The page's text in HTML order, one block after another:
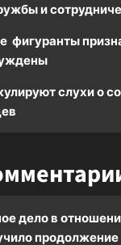
и
фигуранты
слухи о
дело в
продолжение